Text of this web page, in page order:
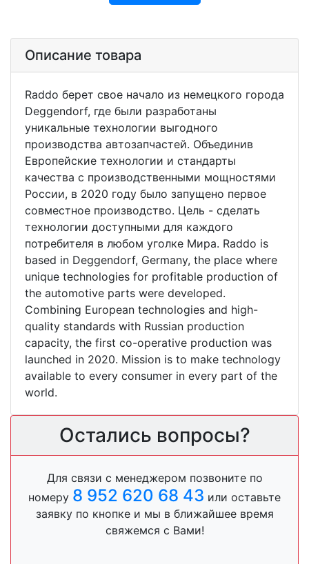
Описание товара
Raddo берет свое начало из немецкого города
Deggendorf, где были разработаны
уникальные технологии выгодного
производства автозапчастей. Объединив
Европейские технологии и стандарты
качества с производственными мощностями
России, в 2020 году было запущено первое
совместное производство. Цель - сделать
технологии доступными для каждого
потребителя в любом уголке Мира. Raddo is
based in Deggendorf, Germany, the place where
unique technologies for profitable production of
the automotive parts were developed.
Combining European technologies and high-
quality standards with Russian production
capacity, the first co-operative production was
launched in 2020. Mission is to make technology
available to every consumer in every part of the
world.
Остались вопросы?
Для связи с менеджером позвоните по
номеру 8 952 620 68 43 или оставьте
заявку по кнопке и мы в ближайшее время
свяжемся с Вами!